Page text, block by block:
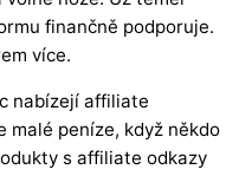
finančně podporuje.
více.
nabízejí affiliate
malé peníze, když někdo
s affiliate odkazy